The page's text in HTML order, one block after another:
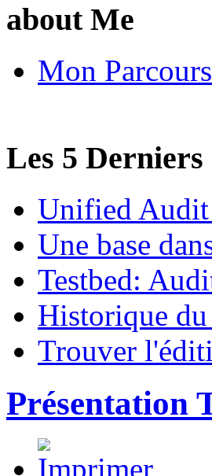
about Me
Mon Parcours
Les 5
Unified
Une base
Testbed:
Historique
Trouver
Présentation